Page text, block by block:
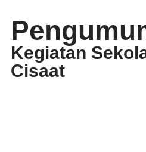
Kegiatan
Cisaat